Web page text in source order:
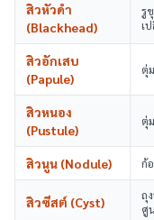
สิวหัวดำ
(Blackhead)
รู
เ
สิวอักเสบ
(Papule)
ตุ่
สิวหนอง
(Pustule)
ตุ่
สิวนูน (Nodule) ก้
สิวซีสต์ (Cyst)
ถุ
ศู